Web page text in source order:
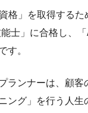
格」を取得するた
士」に合格し、
す。
ランナーは、顧客
ング」を行う人生